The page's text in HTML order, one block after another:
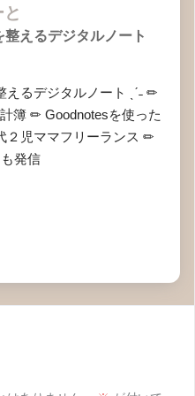
整えるデジタルノート
るデジタルノート ˎˊ˗ ✏︎
簿 ✏︎ Goodnotesを使った
２児ママフリーランス ✏︎
発信